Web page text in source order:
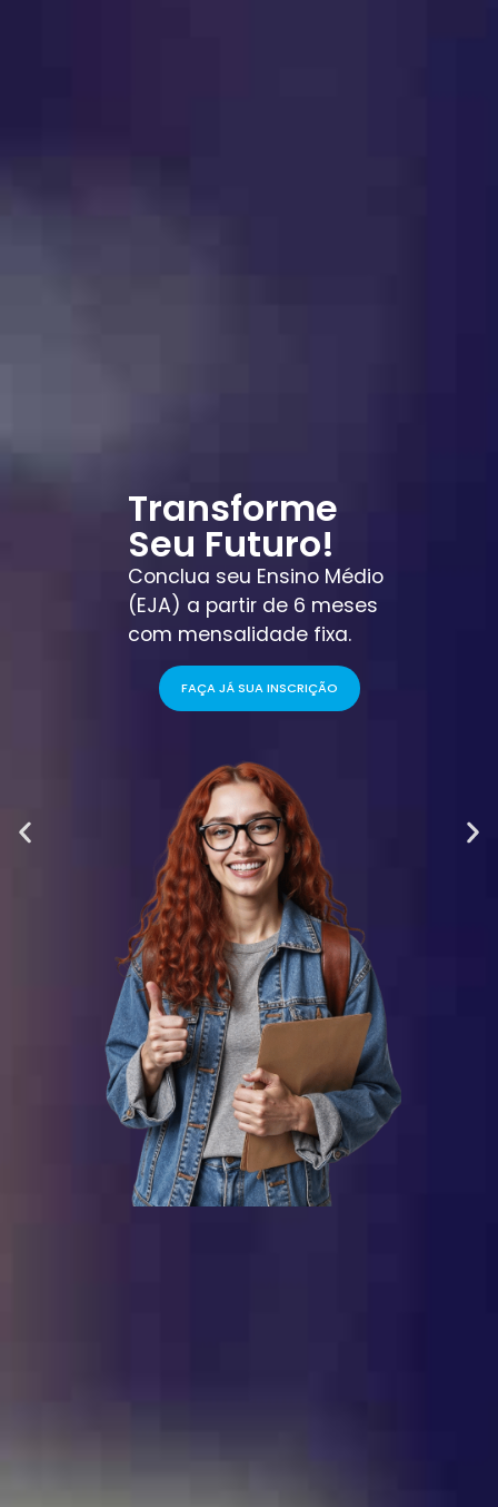
Transforme
Seu Futuro!
Conclua seu Ensino Médio
(EJA) a partir de 6 meses
com mensalidade fixa.
FAÇA JÁ SUA INSCRIÇÃO